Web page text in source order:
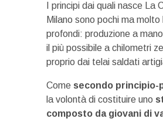
I principi dai quali nasce La
Milano sono pochi ma molto
profondi: produzione a
il più possibile a chilometri
proprio dai telai saldati
Come secondo principio-
la volontà di costituire uno
composto da giovani di